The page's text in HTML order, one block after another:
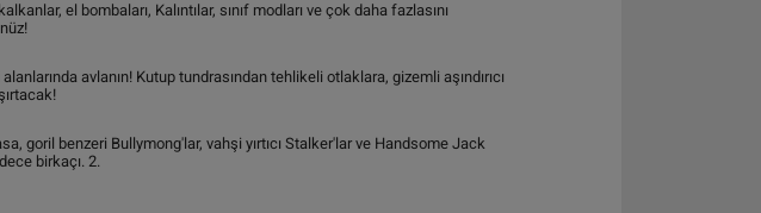
el bombaları, Kalıntılar, sınıf modları ve çok daha fazlasını
avlanın! Kutup tundrasından tehlikeli otlaklara, gizemli aşındırıcı
goril benzeri Bullymong'lar, vahşi yırtıcı Stalker'lar ve Handsome Jack
birkaçı. 2.